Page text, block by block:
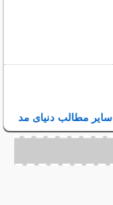
سایر مطالب دنیای مد